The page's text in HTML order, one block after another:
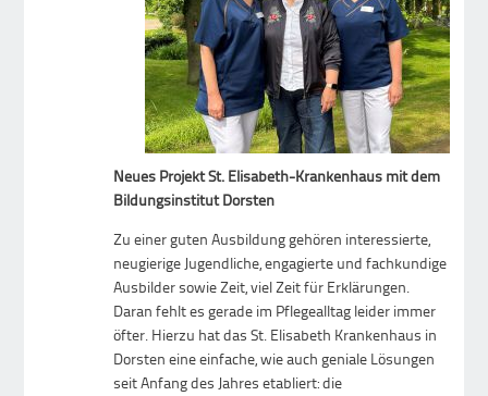
Neues Projekt St. Elisabeth-Krankenhaus mit dem
Bildungsinstitut Dorsten
Zu einer guten Ausbildung gehören interessierte,
neugierige Jugendliche, engagierte und fachkundige
Ausbilder sowie Zeit, viel Zeit für Erklärungen.
Daran fehlt es gerade im Pflegealltag leider immer
öfter. Hierzu hat das St. Elisabeth Krankenhaus in
Dorsten eine einfache, wie auch geniale Lösungen
seit Anfang des Jahres etabliert: die